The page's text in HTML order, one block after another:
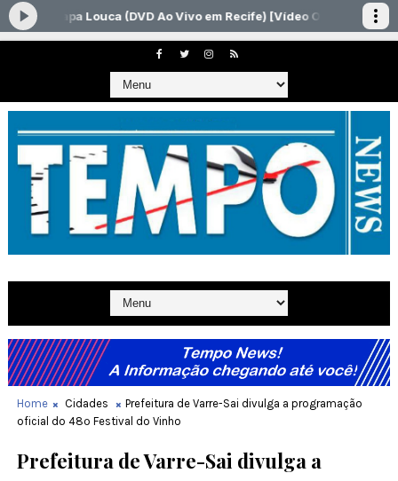
Home Cidades
Prefeitura de Varre-Sai divulga a programação
oficial do 48º Festival do Vinho
Prefeitura de Varre-Sai divulga a